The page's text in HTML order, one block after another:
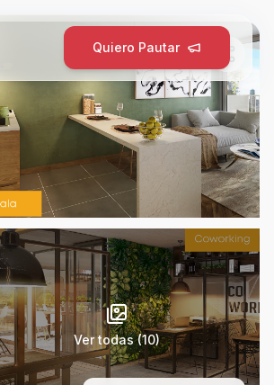
Quiero Pautar
Ver todas (10)